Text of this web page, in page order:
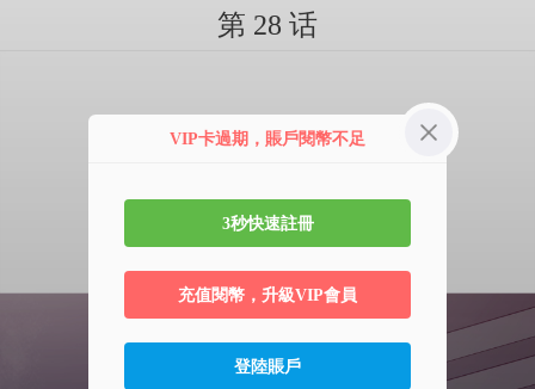
第 28 话
VIP卡過期，賬戶閱幣不足
3秒快速註冊
充值閱幣，升級VIP會員
登陸賬戶